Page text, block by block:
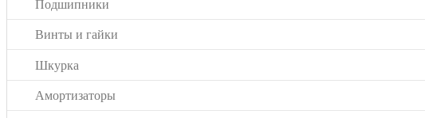
Подшипники
Винты и гайки
Шкурка
Амортизаторы